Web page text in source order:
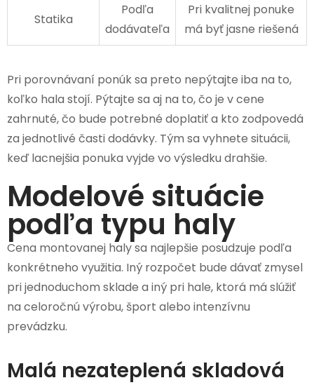
Statika
Podľa
dodávateľa
Pri kvalitnej ponuke
má byť jasne riešená
Pri porovnávaní ponúk sa preto nepýtajte iba na to,
koľko hala stojí. Pýtajte sa aj na to, čo je v cene
zahrnuté, čo bude potrebné doplatiť a kto zodpovedá
za jednotlivé časti dodávky. Tým sa vyhnete situácii,
keď lacnejšia ponuka vyjde vo výsledku drahšie.
Modelové situácie
podľa typu haly
Cena montovanej haly sa najlepšie posudzuje podľa
konkrétneho využitia. Iný rozpočet bude dávať zmysel
pri jednoduchom sklade a iný pri hale, ktorá má slúžiť
na celoročnú výrobu, šport alebo intenzívnu
prevádzku.
Malá nezateplená skladová